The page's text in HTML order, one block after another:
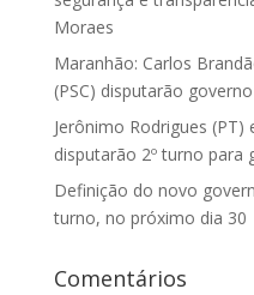
Moraes
Maranhão: Carlos
(PSC) disputarão
Jerônimo Rodrigues (PT)
disputarão 2º turno para
Definição do novo
turno, no próximo dia 30
Comentários